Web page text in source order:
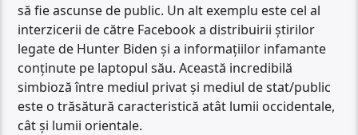
să fie ascunse de public. Un alt exemplu este cel al
interzicerii de către Facebook a distribuirii știrilor
legate de Hunter Biden și a informațiilor infamante
conținute pe laptopul său. Această incredibilă
simbioză între mediul privat și mediul de stat/public
este o trăsătură caracteristică atât lumii occidentale,
cât și lumii orientale.